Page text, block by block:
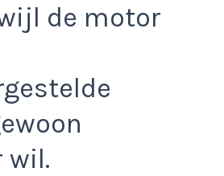
de motor
wil.